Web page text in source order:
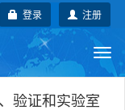
注册
登录
地方标准
验证和实验室